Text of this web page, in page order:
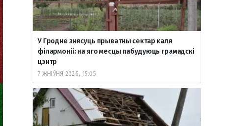
У Гродне знясуць прыватны сектар каля
філармоніі: на яго месцы пабудуюць грамадскі
цэнтр
7 ЖНІЎНЯ 2026, 15:05